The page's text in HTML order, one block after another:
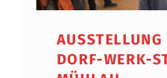
AUSSTELLUNG
DORF-WERK-